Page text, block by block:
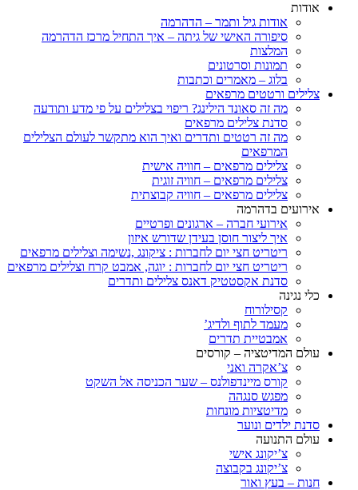
אודות
אודות גיל ותמר – הדהרמה
סיפורה האישי של גיתה – איך התחיל מרכז הדהרמה
המלצות
תמונות וסרטונים
בלוג – מאמרים וכתבות
צלילים ורטטים מרפאים
מה זה סאונד הילינג? ריפוי בצלילים על פי מדע ותודעה
סדנת צלילים מרפאים
מה זה רטטים ותדרים ואיך הוא מתקשר לעולם הצלילים
המרפאים
צלילים מרפאים – חוויה אישית
צלילים מרפאים – חוויה זוגית
צלילים מרפאים – חוויה קבוצתית
אירועים בדהרמה
אירועי חברה – ארגונים ופרטיים
איך ליצור חוסן בעידן שדורש איזון
ריטריט חצי יום לחברות : ציקונג ,נשימה וצלילים מרפאים
ריטריט חצי יום לחברות : יוגה, אמבט קרח וצלילים מרפאים
סדנת אקסטטיק דאנס צלילים ותדרים
כלי נגינה
קסילורוח
מעמד לתוף ולדיג’
אמבטיית תדרים
עולם המדיטציה – קורסים
צ’אקרה ואני
קורס מיינדפולנס – שער הכניסה אל השקט
מפגש סנגהה
מדיטציות מונחות
סדנת ילדים ונוער
עולם התנועה
צ’יקונג אישי
צ’יקונג בקבוצה
חנות – בעץ ואור